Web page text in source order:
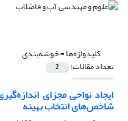
کلیدواژه‌ها =خوشه‌بندی
تعداد مقالات: 2
ایجاد نواحی مجزای
شاخص‌های انتخاب بهینه